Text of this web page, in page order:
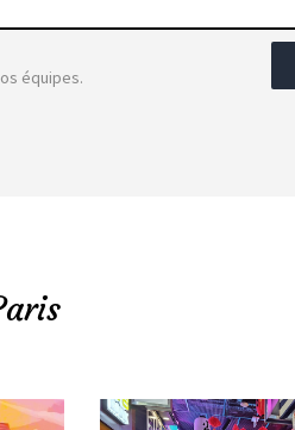
équipes.